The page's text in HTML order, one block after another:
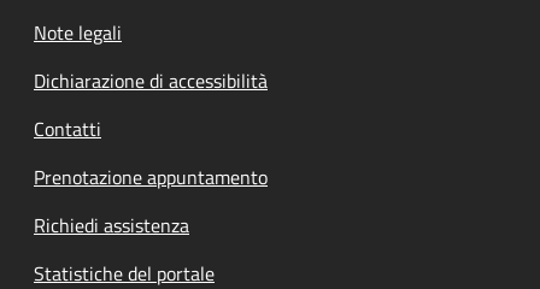
Note legali
Dichiarazione di accessibilità
Contatti
Prenotazione appuntamento
Richiedi assistenza
Statistiche del portale